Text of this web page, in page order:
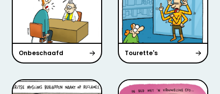
Onbeschaafd Tourette's